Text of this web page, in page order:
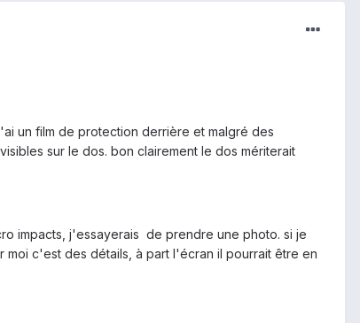
un film de protection derrière et malgré des
sur le dos. bon clairement le dos mériterait
impacts, j'essayerais de prendre une photo. si je
c'est des détails, à part l'écran il pourrait être en